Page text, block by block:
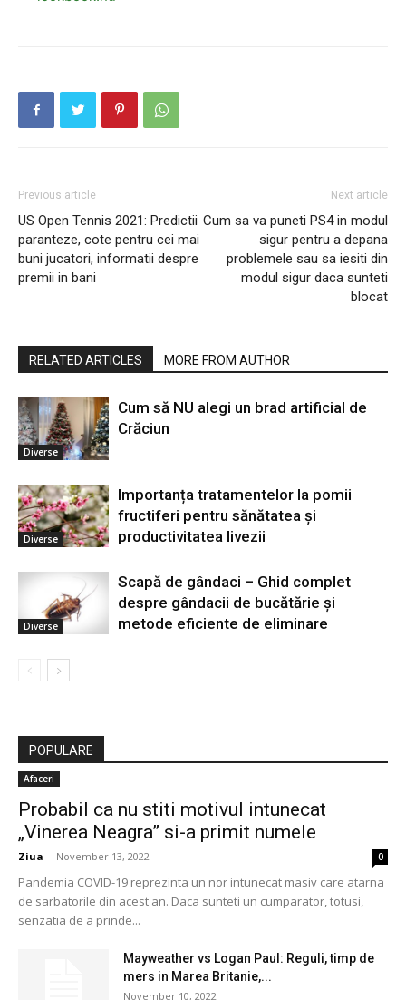
Previous article
US Open Tennis 2021: Predictii
paranteze, cote pentru cei mai
buni jucatori, informatii despre
premii in bani
Next article
Cum sa va puneti PS4 in modul
sigur pentru a depana
problemele sau sa iesiti din
modul sigur daca sunteti
blocat
RELATED ARTICLES MORE FROM AUTHOR
Diverse
Cum să NU alegi un brad artificial de
Crăciun
Diverse
Importanța tratamentelor la pomii
fructiferi pentru sănătatea și
productivitatea livezii
Diverse
Scapă de gândaci – Ghid complet
despre gândacii de bucătărie și
metode eficiente de eliminare
POPULARE
Afaceri
Probabil ca nu stiti motivul intunecat
„Vinerea Neagra” si-a primit numele
Ziua - November 13, 2022 0
Pandemia COVID-19 reprezinta un nor intunecat masiv care atarna
de sarbatorile din acest an. Daca sunteti un cumparator, totusi,
senzatia de a prinde...
Mayweather vs Logan Paul: Reguli, timp de
mers in Marea Britanie,...
November 10, 2022